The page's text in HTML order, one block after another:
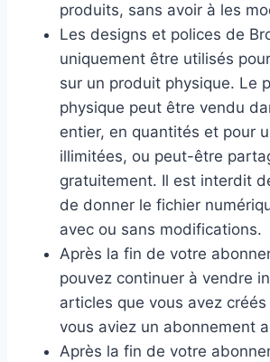
produits, sans avoir à les
Les designs et polices de
uniquement être utilisés
sur un produit physique. Le
physique peut être vendu
entier, en quantités et pour
illimitées, ou peut-être
gratuitement. Il est interdit
de donner le fichier
avec ou sans modifications.
Après la fin de votre
pouvez continuer à vendre
articles que vous avez
vous aviez un abonnement
Après la fin de votre